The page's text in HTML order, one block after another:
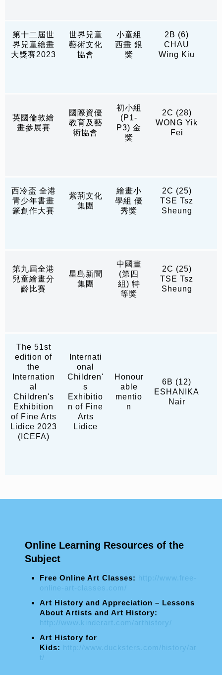
第十二屆世
界兒童繪畫
大獎賽2023
世界兒童
藝術文化
協會
小童組
西畫 銀
獎
2B (6)
CHAU
Wing Kiu
英國倫敦繪
畫參展賽
國際資優
教育及藝
術協會
初小組
(P1-
P3) 金
獎
2C (28)
WONG Yik
Fei
西冷盃 全港
青少年書畫
篆創作大賽
紫荊文化
集團
繪畫小
學組 優
秀獎
2C (25)
TSE Tsz
Sheung
第九屆全港
兒童繪畫分
齡比賽
星島新聞
集團
中國畫
(第四
組) 特
等獎
2C (25)
TSE Tsz
Sheung
The 51st
edition of
the
Internation
al
Children's
Exhibition
of Fine Arts
Lidice 2023
(ICEFA)
Internati
onal
Children'
s
Exhibitio
n of Fine
Arts
Lidice
Honour
able
mentio
n
6B (12)
ESHANIKA
Nair
Online Learning Resources of the
Subject
Free Online Art Classes: http://www.free-
online-art-classes.com/
Art History and Appreciation – Lessons
About Artists and Art History:
http://www.kinderart.com/arthistory/
Art History for
Kids: http://www.ducksters.com/history/ar
t/